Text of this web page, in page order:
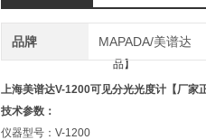
品牌 MAPADA/美谱达
上海美谱达V-1200可见分光光度计【厂家
技术参数：
仪器型号：V-1200